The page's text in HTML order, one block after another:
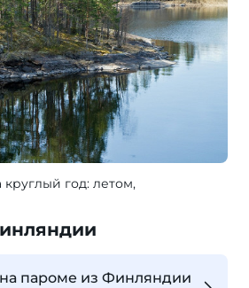
год: летом,
на пароме из Финляндии